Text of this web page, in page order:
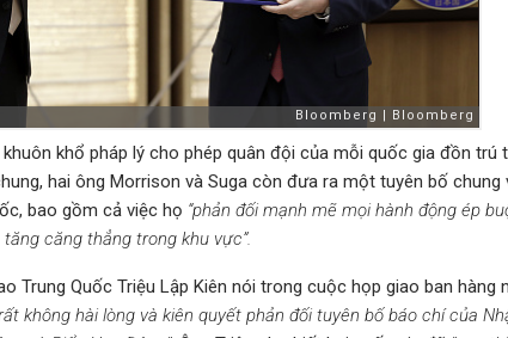
khổ pháp lý cho phép quân đội của mỗi quốc gia đồn trú
hai ông Morrison và Suga còn đưa ra một tuyên bố
bao gồm cả việc họ “phản đối mạnh mẽ mọi hành động ép
căng thẳng trong khu vực”.
Trung Quốc Triệu Lập Kiên nói trong cuộc họp giao ban hàng
không hài lòng và kiên quyết phản đối tuyên bố báo chí của